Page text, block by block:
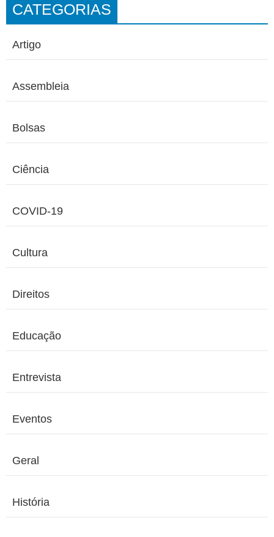
CATEGORIAS
Artigo
Assembleia
Bolsas
Ciência
COVID-19
Cultura
Direitos
Educação
Entrevista
Eventos
Geral
História